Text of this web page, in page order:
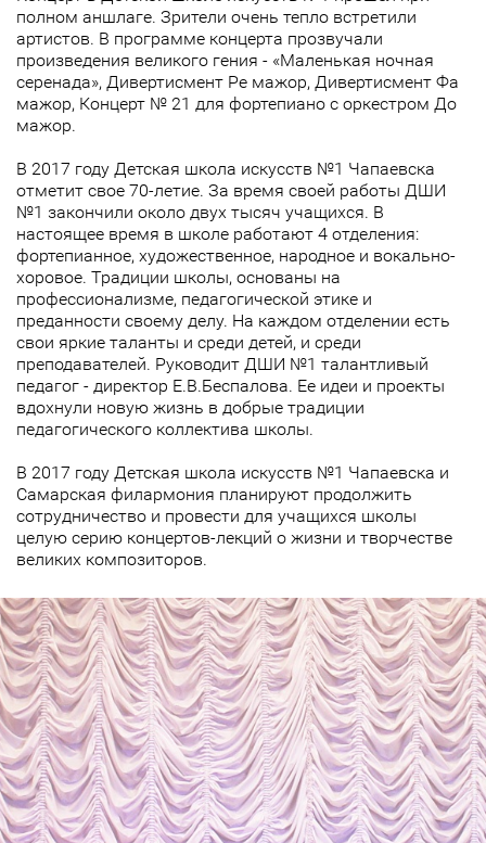
полном аншлаге. Зрители очень тепло встретили
артистов. В программе концерта прозвучали
произведения великого гения - «Маленькая ночная
серенада», Дивертисмент Ре мажор, Дивертисмент Фа
мажор, Концерт № 21 для фортепиано с оркестром До
мажор.
В 2017 году Детская школа искусств №1 Чапаевска
отметит свое 70-летие. За время своей работы ДШИ
№1 закончили около двух тысяч учащихся. В
настоящее время в школе работают 4 отделения:
фортепианное, художественное, народное и вокально-
хоровое. Традиции школы, основаны на
профессионализме, педагогической этике и
преданности своему делу. На каждом отделении есть
свои яркие таланты и среди детей, и среди
преподавателей. Руководит ДШИ №1 талантливый
педагог - директор Е.В.Беспалова. Ее идеи и проекты
вдохнули новую жизнь в добрые традиции
педагогического коллектива школы.
В 2017 году Детская школа искусств №1 Чапаевска и
Самарская филармония планируют продолжить
сотрудничество и провести для учащихся школы
целую серию концертов-лекций о жизни и творчестве
великих композиторов.